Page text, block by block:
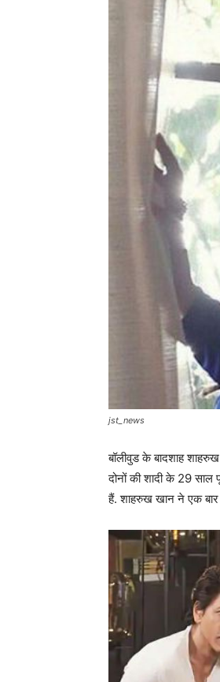
jst_news
बॉलीवुड के बादशाह
दोनों की शादी के 29 साल
हैं. शाहरुख खान ने एक बार